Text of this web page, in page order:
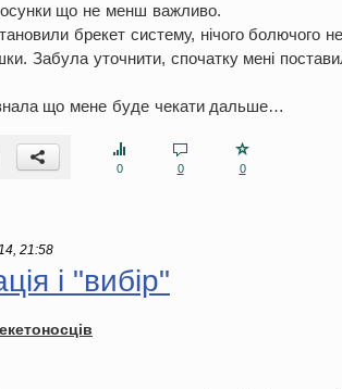
що не менш важливо.
брекет систему, нічого болючого
Забула уточнити, спочатку мені
що мене буде чекати дальше…
0
0 0
21:58
і "вибір"